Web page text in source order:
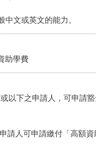
文或英文的能力。
助學費
以下之申請人，可申請
請人可申請繳付「高額